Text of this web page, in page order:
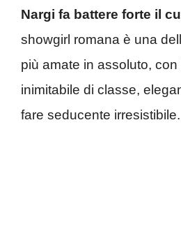
Nargi fa battere forte il
showgirl romana è una
più amate in assoluto, con
inimitabile di classe,
fare seducente irresistibile.